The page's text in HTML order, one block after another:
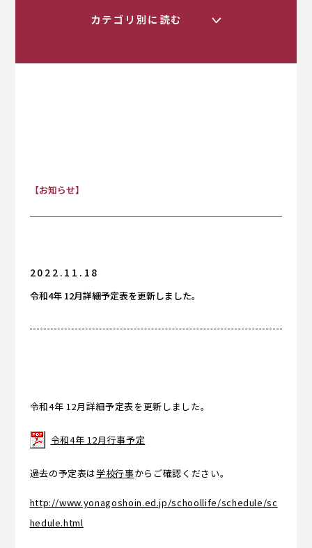
カテゴリ別に読む く
【お知らせ】
2022.11.18
令和4年 12月詳細予定表を更新しました。
令和4年 12月詳細予定表を更新しました。
令和4年 12月行事予定
過去の予定表は学校行事からご確認ください。
http://www.yonagoshoin.ed.jp/schoollife/schedule/sc
hedule.html